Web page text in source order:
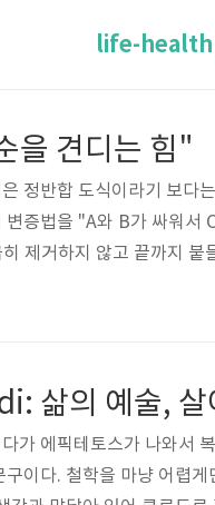
life-health
을 견디는 힘"
정반합 도식이라기 보다
증법을 "A와 B가 싸워서
제거하지 않고 끝까지 붙
받아서 정리해둔다.정반
삶의 예술, 살
가 에픽테토스가 나와서
이다. 철학을 마냥 어렵